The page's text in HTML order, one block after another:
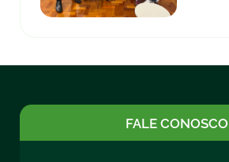
FALE CONOSCO